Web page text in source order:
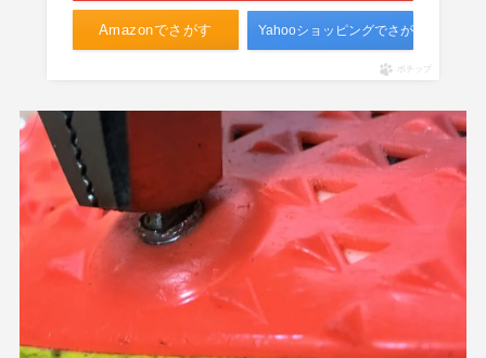
Amazonでさがす Yahooショッピングでさがす
ポチップ